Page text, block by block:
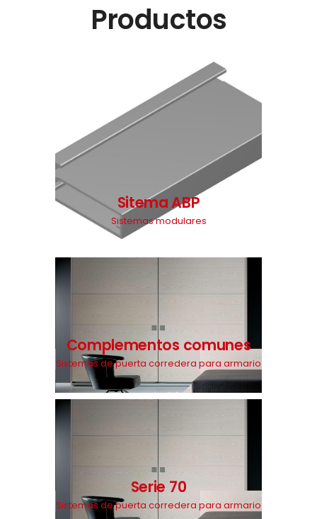
Productos
Sitema ABP
Sistemas modulares
Complementos comunes
Sistemas de puerta corredera para armario
Serie 70
Sistemas de puerta corredera para armario